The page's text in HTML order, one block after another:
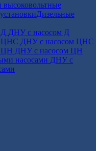
высоковольтные
Дизельные
ДНУ с насосом Д
ДНУ с насосом ЦНС
ДНУ с насосом ЦН
ДНУ с